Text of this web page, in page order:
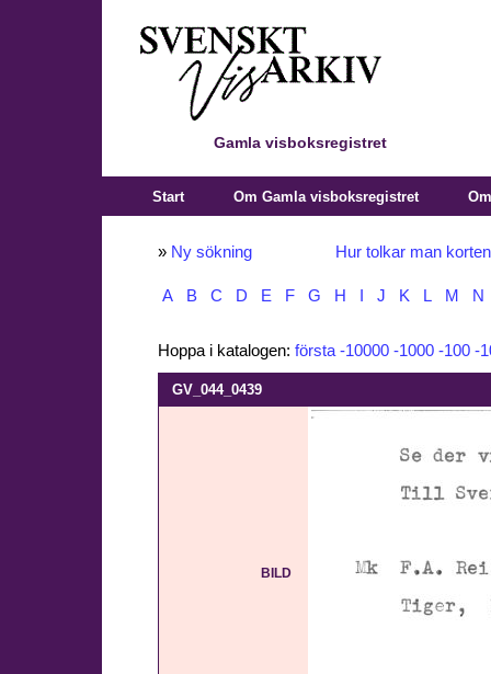
Gamla visboksregistret
Start Om Gamla visboksregistret
» Ny sökning Hur tolkar man
A B C D E F G H J K L M N
Hoppa i katalogen: första -10000 -1000 -100 -
GV_044_0439
BILD